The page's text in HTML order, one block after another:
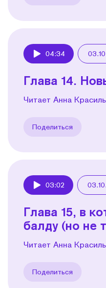
04:34
Глава 14.
Читает Анна
Поделиться
03:02
Глава 15, в
балду (но не
Читает Анна
Поделиться